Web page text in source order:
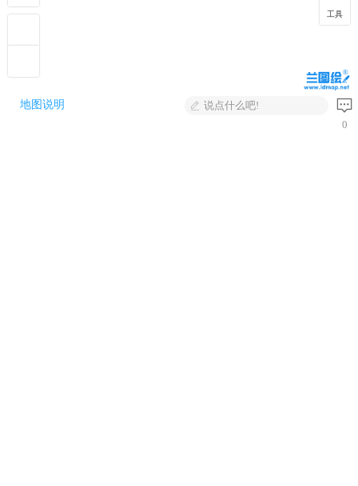
地图说明
说点什么吧!
0
工具